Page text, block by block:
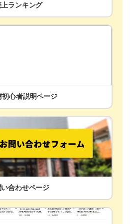
上ランキング
初心者説明ページ
い合わせページ